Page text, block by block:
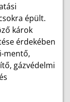
épült.
károk
érdekében
mentő,
gázvédelmi